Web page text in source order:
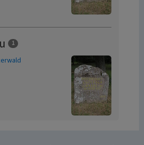
1